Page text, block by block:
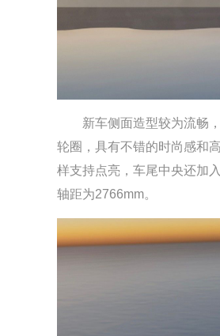
新车侧面造型较为流畅，
轮圈，具有不错的时尚感和
样支持点亮，车尾中央还加
轴距为2766mm。